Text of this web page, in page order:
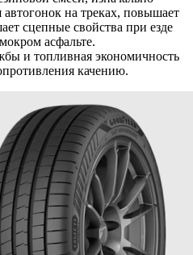
на треках, повышает
сцепные свойства при езде
асфальте.
и топливная экономичность
качению.